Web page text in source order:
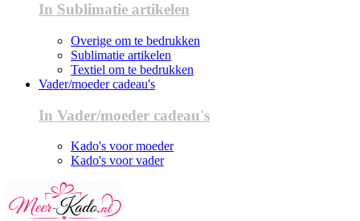
In Sublimatie artikelen
Overige om te bedrukken
Sublimatie artikelen
Textiel om te bedrukken
Vader/moeder cadeau's
In Vader/moeder cadeau's
Kado's voor moeder
Kado's voor vader